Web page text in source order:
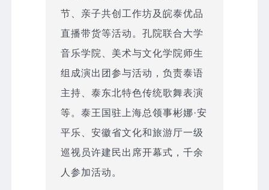
节、亲子共创工作坊及皖泰优品
直播带货等活动。孔院联合大学
音乐学院、美术与文化学院师生
组成演出团参与活动，负责泰语
主持、泰东北特色传统歌舞表演
等。泰王国驻上海总领事彬娜·安
平乐、安徽省文化和旅游厅一级
巡视员许建民出席开幕式，千余
人参加活动。